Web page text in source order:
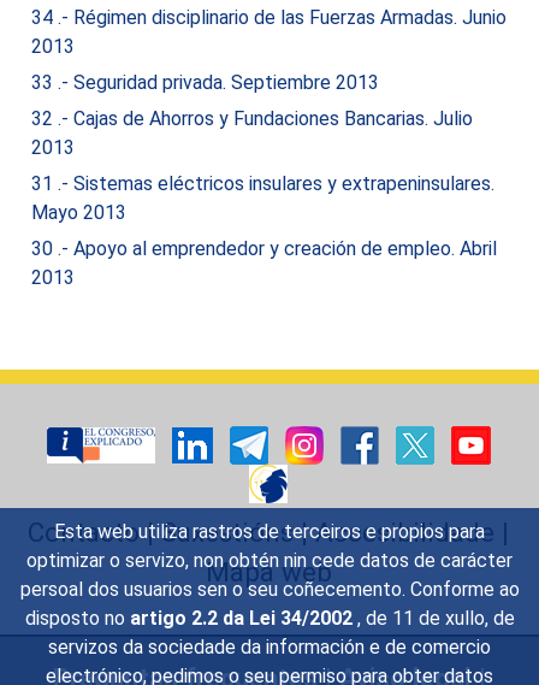
Esta web utiliza rastros de terceiros e propios para
optimizar o servizo, non obtén nin cede datos de carácter
persoal dos usuarios sen o seu coñecemento. Conforme ao
disposto no artigo 2.2 da Lei 34/2002 , de 11 de xullo, de
servizos da sociedade da información e de comercio
electrónico, pedimos o seu permiso para obter datos
34 .- Régimen disciplinario de las Fuerzas Armadas. Junio
2013
33 .- Seguridad privada. Septiembre 2013
32 .- Cajas de Ahorros y Fundaciones Bancarias. Julio
2013
31 .- Sistemas eléctricos insulares y extrapeninsulares.
Mayo 2013
30 .- Apoyo al emprendedor y creación de empleo. Abril
2013
Contacto|Suxestións|Accesibilidade |
Mapa web
Preguntas frecuentes|Aviso legal|